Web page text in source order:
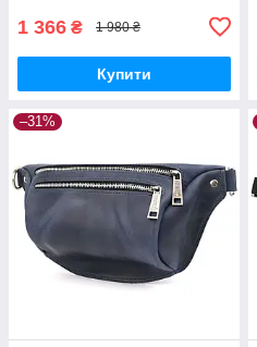
1 366 ₴ 1 980 ₴
Купити
–31%